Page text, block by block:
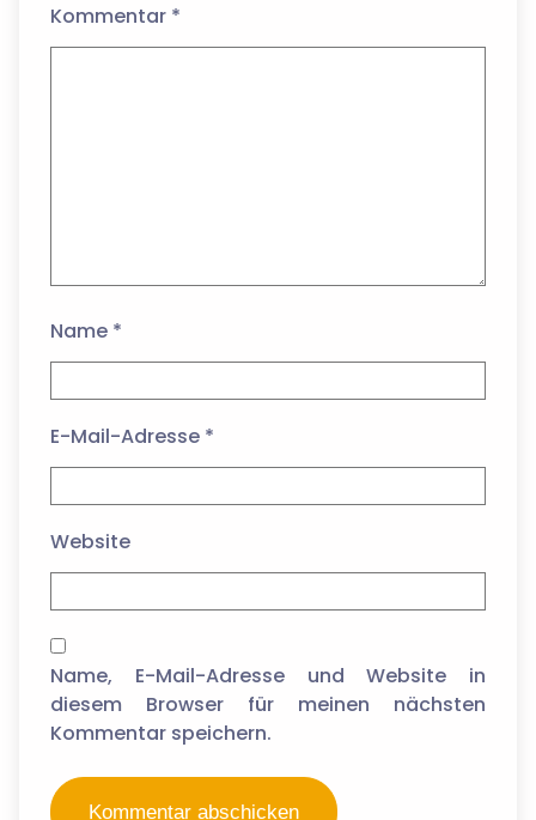
Kommentar *
Name *
E-Mail-Adresse *
Website
Name, E-Mail-Adresse und Website in
diesem Browser für meinen nächsten
Kommentar speichern.